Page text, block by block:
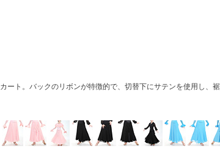
ート。バックのリボンが特徴的で、切替下にサテンを使用し、